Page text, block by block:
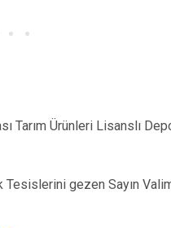
Tarım Ürünleri Lisanslı
gezen Sayın